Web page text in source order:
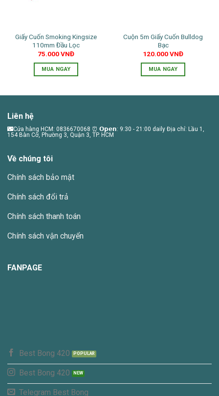
chọn
trên
trang
sản
được
chọn
trên
trang
Giấy Cuốn Smoking Kingsize
110mm Đầu Lọc
75.000VNĐ
MUA NGAY
Cuộn 5m Giấy Cuốn Bulldog
Bạc
120.000VNĐ
MUA NGAY
Liên hệ
🌃Cửa hàng HCM: 0836670068 ⏰ 𝗢𝗽𝗲𝗻: 9:30 - 21:00 daily Địa chỉ: Lầu 1,
154 Bàn Cờ, Phường 3, Quận 3, TP. HCM
Về chúng tôi
Chính sách bảo mật
Chính sách đổi trả
Chính sách thanh toán
Chính sách vận chuyển
FANPAGE
Best Bong 420
Best Bong 420
Telegram Best Bong